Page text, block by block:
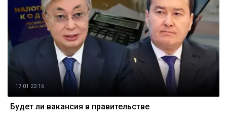
17.01 22:16
Будет ли вакансия в правительстве